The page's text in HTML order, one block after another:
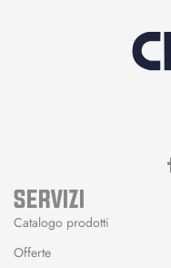
SERVIZI
Catalogo prodotti
Offerte